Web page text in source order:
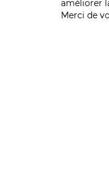
améliorer
Merci de